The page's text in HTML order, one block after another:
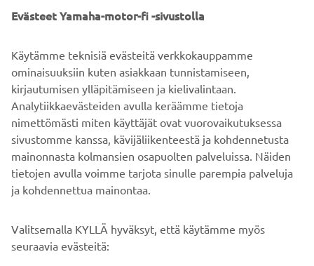
Jos haluat perua aiemmin antamasi markkinointiluvan,
Jatkamalla vahvistat lukeneesi tietosuojakäytännön.
VARAA KOEAJO
B2B
Evästeet Yamaha-motor-fi -sivustolla
Käytämme teknisiä evästeitä verkkokauppamme
ominaisuuksiin kuten asiakkaan tunnistamiseen,
kirjautumisen ylläpitämiseen ja kielivalintaan.
Analytiikkaevästeiden avulla keräämme tietoja
nimettömästi miten käyttäjät ovat vuorovaikutuksessa
sivustomme kanssa, kävijäliikenteestä ja kohdennetusta
mainonnasta kolmansien osapuolten palveluissa. Näiden
tietojen avulla voimme tarjota sinulle parempia palveluja
ja kohdennettua mainontaa.
Valitsemalla KYLLÄ hyväksyt, että käytämme myös
seuraavia evästeitä: